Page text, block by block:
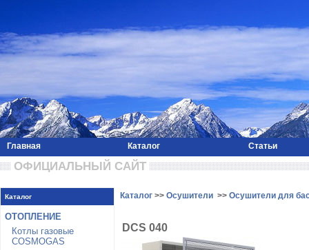
Главная Каталог Статьи
ОФИЦИАЛЬНЫЙ САЙТ
Каталог
ОТОПЛЕНИЕ
Котлы газовые
COSMOGAS
Каталог >> Осушители >> Осушители для
DСS 040